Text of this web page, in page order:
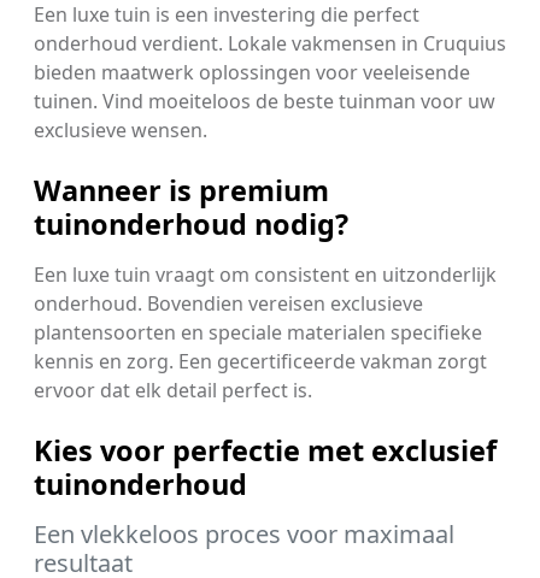
Een luxe tuin is een investering die perfect
onderhoud verdient. Lokale vakmensen in Cruquius
bieden maatwerk oplossingen voor veeleisende
tuinen. Vind moeiteloos de beste tuinman voor uw
exclusieve wensen.
Wanneer is premium
tuinonderhoud nodig?
Een luxe tuin vraagt om consistent en uitzonderlijk
onderhoud. Bovendien vereisen exclusieve
plantensoorten en speciale materialen specifieke
kennis en zorg. Een gecertificeerde vakman zorgt
ervoor dat elk detail perfect is.
Kies voor perfectie met exclusief
tuinonderhoud
Een vlekkeloos proces voor maximaal
resultaat